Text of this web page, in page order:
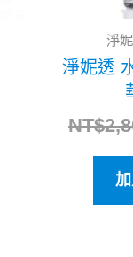
淨
淨妮透
NT$